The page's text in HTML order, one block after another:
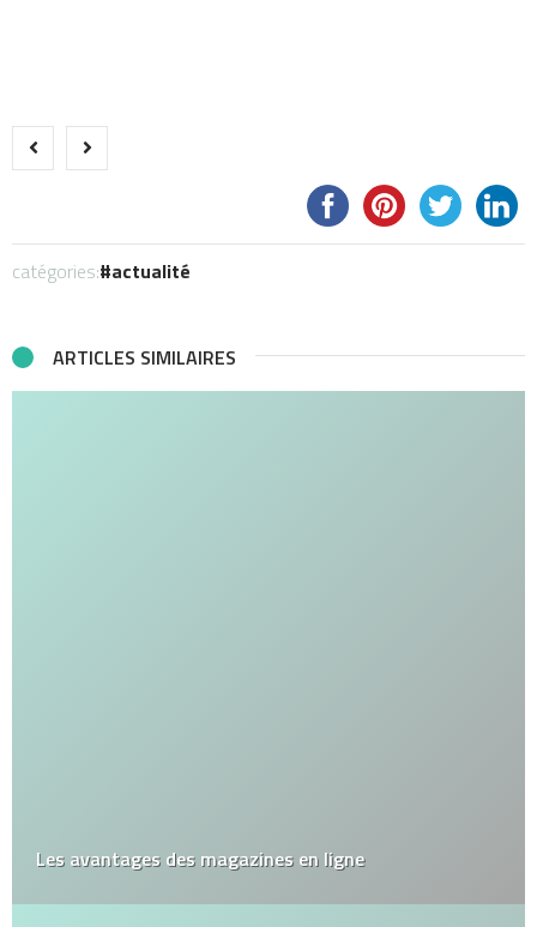
catégories: actualité
ARTICLES SIMILAIRES
Les avantages des magazines en ligne